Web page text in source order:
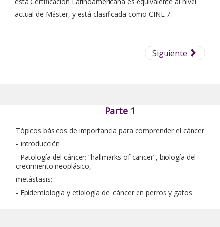
actual de Máster, y está clasificada como CINE 7.
Siguiente
Parte 1
Tópicos básicos de importancia para comprender el cáncer
- Introducción
- Patología del cáncer; “hallmarks of cancer”, biología del
crecimiento neoplásico,
metástasis;
- Epidemiologia y etiología del cáncer en perros y gatos